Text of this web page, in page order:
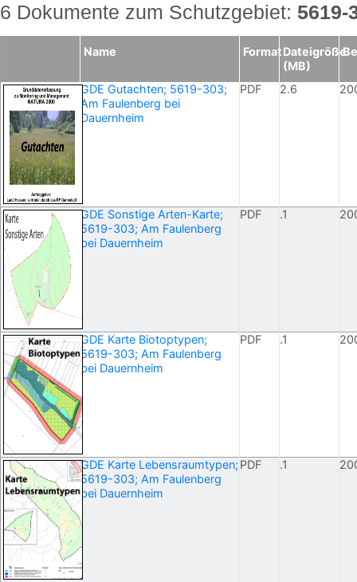
6 Dokumente zum Schutzgebiet: 5619-
Name FormatDateigröße
(MB)
GDE Gutachten; 5619-303;
Am Faulenberg bei
Dauernheim
PDF 2.6
GDE Sonstige Arten-Karte;
5619-303; Am Faulenberg
bei Dauernheim
PDF .1
GDE Karte Biotoptypen;
5619-303; Am Faulenberg
bei Dauernheim
PDF .1
GDE Karte Lebensraumtypen;
5619-303; Am Faulenberg
bei Dauernheim
PDF .1